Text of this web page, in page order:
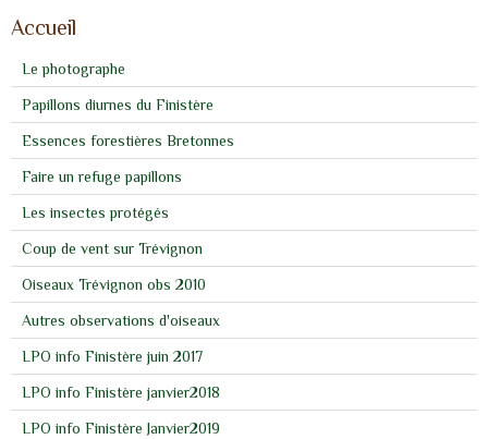
Accueil
Le photographe
Papillons diurnes du Finistère
Essences forestières Bretonnes
Faire un refuge papillons
Les insectes protégés
Coup de vent sur Trévignon
Oiseaux Trévignon obs 2010
Autres observations d'oiseaux
LPO info Finistère juin 2017
LPO info Finistère janvier2018
LPO info Finistère Janvier2019